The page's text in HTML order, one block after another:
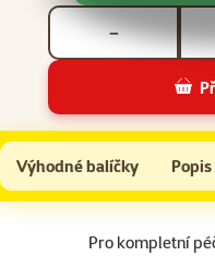
−
Nápoj Ontario Cat Drink Salmon
Do košíku
Výhodné balíčky Popis
Na začátek stránky
Pro kompletní